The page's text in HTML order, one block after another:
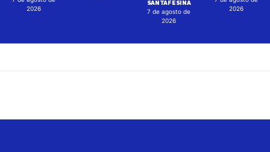
2026
SANTAFESINA
7 de agosto de
2026
2026